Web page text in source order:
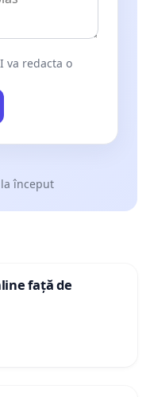
va redacta o
început
față de